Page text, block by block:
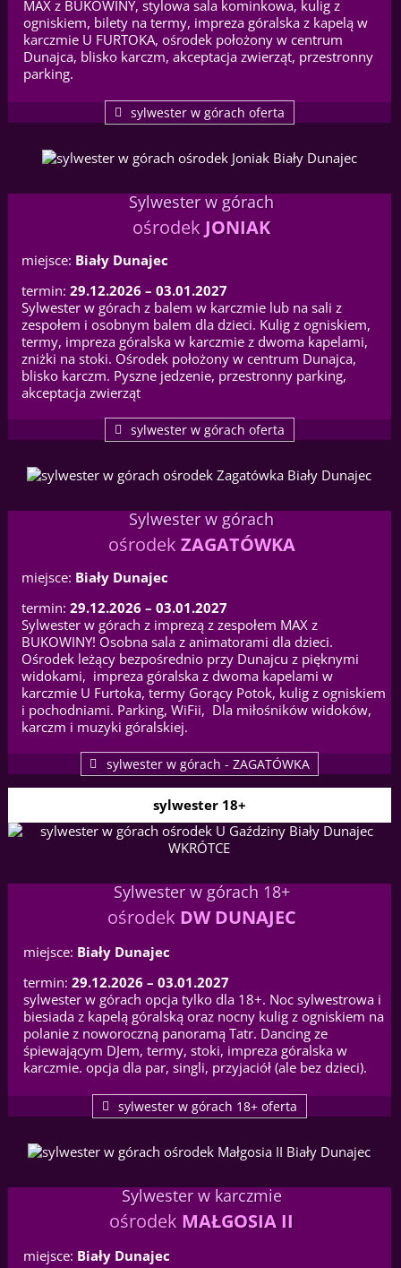
MAX z BUKOWINY, stylowa sala kominkowa, kulig z
ogniskiem, bilety na termy, impreza góralska z kapelą w
karczmie U FURTOKA, ośrodek położony w centrum
Dunajca, blisko karczm, akceptacja zwierząt, przestronny
parking.
sylwester w górach oferta
Sylwester w górach
ośrodekJONIAK
miejsce: Biały Dunajec
termin: 29.12.2026 – 03.01.2027
Sylwester w górach z balem w karczmie lub na sali z
zespołem i osobnym balem dla dzieci. Kulig z ogniskiem,
termy, impreza góralska w karczmie z dwoma kapelami,
zniżki na stoki. Ośrodek położony w centrum Dunajca,
blisko karczm. Pyszne jedzenie, przestronny parking,
akceptacja zwierząt
sylwester w górach oferta
Sylwester w górach
ośrodekZAGATÓWKA
miejsce: Biały Dunajec
termin: 29.12.2026 – 03.01.2027
Sylwester w górach z imprezą z zespołem MAX z
BUKOWINY! Osobna sala z animatorami dla dzieci.
Ośrodek leżący bezpośrednio przy Dunajcu z pięknymi
widokami, impreza góralska z dwoma kapelami w
karczmie U Furtoka, termy Gorący Potok, kulig z ogniskiem
i pochodniami. Parking, WiFii, Dla miłośników widoków,
karczm i muzyki góralskiej.
sylwester w górach - ZAGATÓWKA
sylwester 18+
Sylwester w górach 18+
ośrodek DW DUNAJEC
miejsce: Biały Dunajec
termin: 29.12.2026 – 03.01.2027
sylwester w górach opcja tylko dla 18+. Noc sylwestrowa i
biesiada z kapelą góralską oraz nocny kulig z ogniskiem na
polanie z noworoczną panoramą Tatr. Dancing ze
śpiewającym DJem, termy, stoki, impreza góralska w
karczmie. opcja dla par, singli, przyjaciół (ale bez dzieci).
sylwester w górach 18+ oferta
Sylwester w karczmie
ośrodekMAŁGOSIA II
miejsce: Biały Dunajec